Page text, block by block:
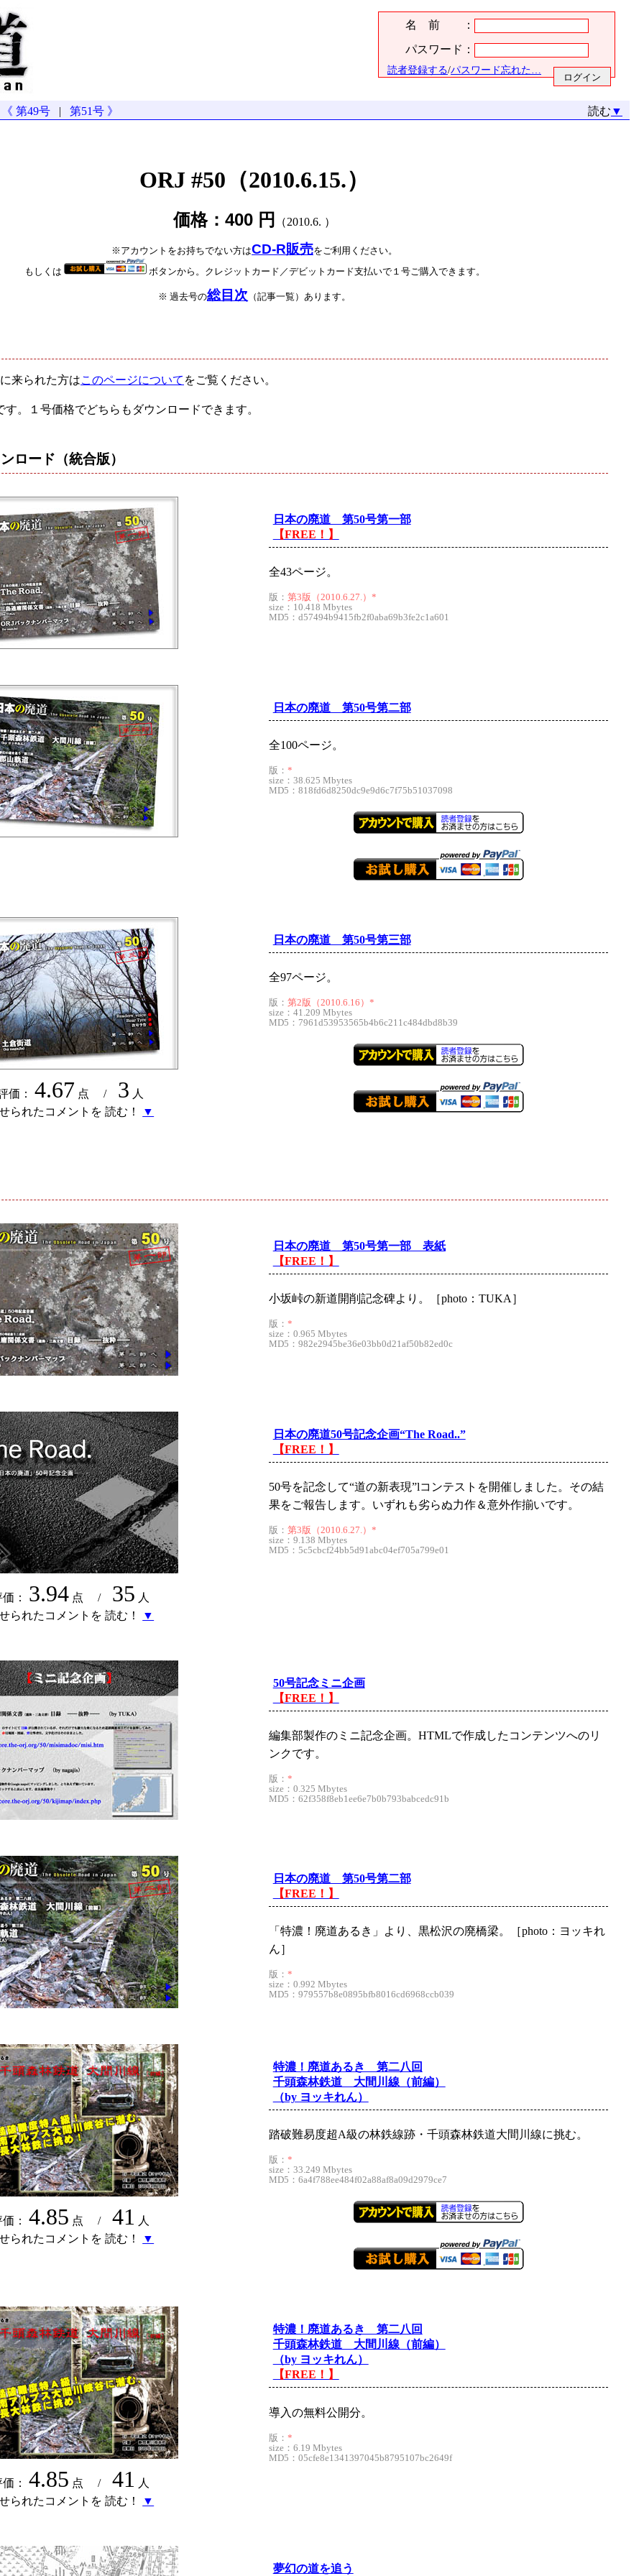
名 前 ：
パスワード：
読者登録する/パスワード忘れた…
読む ▼
《 第49号 | 第51号 》
ORJ #50（2010.6.15.）
価格：400 円 （2010.6. ）
※アカウントをお持ちでない方はCD-R販売をご利用ください。
もしくは ボタンから。クレジットカード／デビットカード支払いで１号ご購入できます。
※ 過去号の総目次 （記事一覧）あります。
来られた方はこのページについて をご覧ください。
す。１号価格でどちらもダウンロードできます。
ロード （統合版）
日本の廃道 第50号第一部
【FREE！】
全43ページ。
版： 第3版（2010.6.27.）*
size：10.418 Mbytes
MD5：d57494b9415fb2f0aba69b3fe2c1a601
日本の廃道 第50号第二部
全100ページ。
版： *
size：38.625 Mbytes
MD5：818fd6d8250dc9e9d6c7f75b51037098
価：4.67 点 / 3 人
られたコメントを 読む！
▼
日本の廃道 第50号第三部
全97ページ。
版： 第2版（2010.6.16）*
size：41.209 Mbytes
MD5：7961d53953565b4b6c211c484dbd8b39
日本の廃道 第50号第一部 表紙
【FREE！】
小坂峠の新道開削記念碑より。［photo：TUKA］
版： *
size：0.965 Mbytes
MD5：982e2945be36e03bb0d21af50b82ed0c
： 3.94 点 / 35 人
られたコメントを 読む！
▼
日本の廃道50号記念企画“The Road..”
【FREE！】
50号を記念して“道の新表現”lコンテストを開催しました。その結
果をご報告します。いずれも劣らぬ力作＆意外作揃いです。
版： 第3版（2010.6.27.）*
size：9.138 Mbytes
MD5：5c5cbcf24bb5d91abc04ef705a799e01
50号記念ミニ企画
【FREE！】
編集部製作のミニ記念企画。HTMLで作成したコンテンツへのリ
ンクです。
版： *
size：0.325 Mbytes
MD5：62f358f8eb1ee6e7b0b793babcedc91b
日本の廃道 第50号第二部
【FREE！】
「特濃！廃道あるき」より、黒松沢の廃橋梁。［photo：ヨッキれ
ん］
版： *
size：0.992 Mbytes
MD5：979557b8e0895bfb8016cd6968ccb039
価：4.85 点 /41
人
られたコメントを 読む！
▼
特濃！廃道あるき 第二八回
千頭森林鉄道 大間川線（前編）
（by ヨッキれん）
踏破難易度超A級の林鉄線跡・千頭森林鉄道大間川線に挑む。
版： *
size：33.249 Mbytes
MD5：6a4f788ee484f02a88af8a09d2979ce7
価：4.85 点 /41 人
られたコメントを 読む！
▼
特濃！廃道あるき 第二八回
千頭森林鉄道 大間川線（前編）
（by ヨッキれん）
【FREE！】
導入の無料公開分。
版： *
size：6.19 Mbytes
MD5：05cfe8e1341397045b8795107bc2649f
夢幻の道を追う